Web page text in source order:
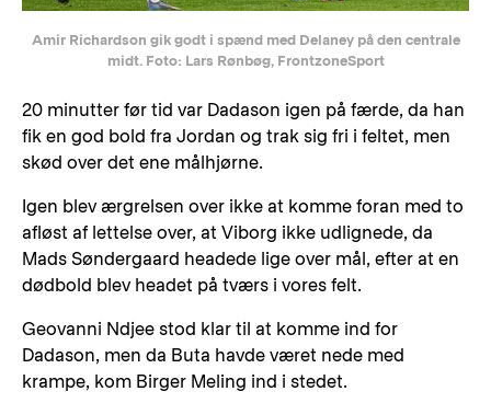
Amir Richardson gik godt i spænd med Delaney på den centrale
midt. Foto: Lars Rønbøg, FrontzoneSport
20 minutter før tid var Dadason igen på færde, da han
fik en god bold fra Jordan og trak sig fri i feltet, men
skød over det ene målhjørne.
Igen blev ærgrelsen over ikke at komme foran med to
afløst af lettelse over, at Viborg ikke udlignede, da
Mads Søndergaard headede lige over mål, efter at en
dødbold blev headet på tværs i vores felt.
Geovanni Ndjee stod klar til at komme ind for
Dadason, men da Buta havde været nede med
krampe, kom Birger Meling ind i stedet.